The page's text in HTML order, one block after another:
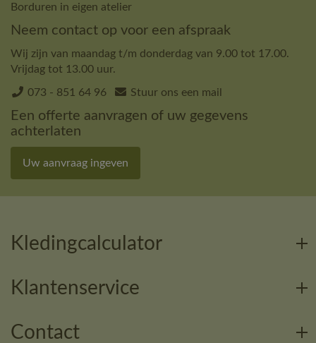
Borduren in eigen atelier
Neem contact op voor een afspraak
Wij zijn van maandag t/m donderdag van 9.00 tot 17.00.
Vrijdag tot 13.00 uur.
073 - 851 64 96 Stuur ons een mail
Een offerte aanvragen of uw gegevens
achterlaten
Uw aanvraag ingeven
Kledingcalculator
Klantenservice
Contact